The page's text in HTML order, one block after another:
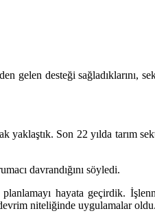
gelen desteği sağladıklarını,
Son 22 yılda tarım
davrandığını söyledi.
hayata geçirdik.
devrim niteliğinde uygulamalar